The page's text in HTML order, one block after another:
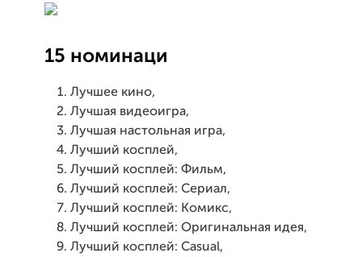
15 номинаци
Лучшее кино,
Лучшая видеоигра,
Лучшая настольная игра,
Лучший косплей,
Лучший косплей: Фильм,
Лучший косплей: Сериал,
Лучший косплей: Комикс,
Лучший косплей: Оригинальная идея,
Лучший косплей: Casual,